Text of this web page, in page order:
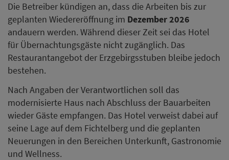
Die Betreiber kündigen an, dass die Arbeiten bis zur
geplanten Wiedereröffnung im Dezember 2026
andauern werden. Während dieser Zeit sei das Hotel
für Übernachtungsgäste nicht zugänglich. Das
Restaurantangebot der Erzgebirgsstuben bleibe jedoch
bestehen.
Nach Angaben der Verantwortlichen soll das
modernisierte Haus nach Abschluss der Bauarbeiten
wieder Gäste empfangen. Das Hotel verweist dabei auf
seine Lage auf dem Fichtelberg und die geplanten
Neuerungen in den Bereichen Unterkunft, Gastronomie
und Wellness.